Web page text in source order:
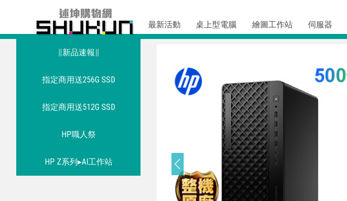
最新活動 桌上型電腦 繪圖工作站 伺服器
∥新品速報∥
指定商用送256G SSD
指定商用送512G SSD
HP職人祭
HP Z系列▸AI工作站